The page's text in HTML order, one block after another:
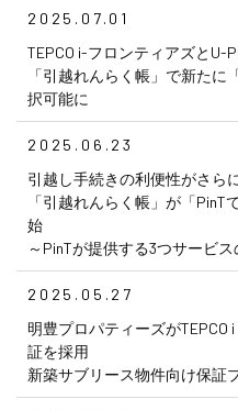
2025.07.01
TEPCO i-フロンティアズとU-
「引越れんらく帳」で新たに
択可能に
2025.06.23
引越し手続きの利便性がさら
「引越れんらく帳」が「PinT
始
～PinTが提供する3つサービ
2025.05.27
明豊プロパティーズが
証を採用
新築サブリース物件向け保証